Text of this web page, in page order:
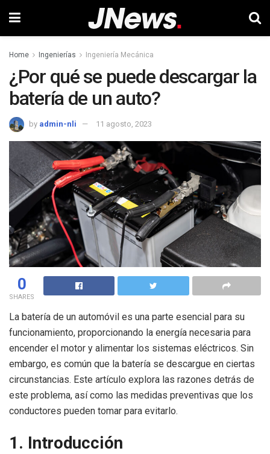
Home Ingenierías Ingeniería Mecánica
¿Por qué se puede descargar la
batería de un auto?
by admin-nli 11 agosto, 2023
0
SHARES
La batería de un automóvil es una parte esencial para su
funcionamiento, proporcionando la energía necesaria para
encender el motor y alimentar los sistemas eléctricos. Sin
embargo, es común que la batería se descargue en ciertas
circunstancias. Este artículo explora las razones detrás de
este problema, así como las medidas preventivas que los
conductores pueden tomar para evitarlo.
1. Introducción